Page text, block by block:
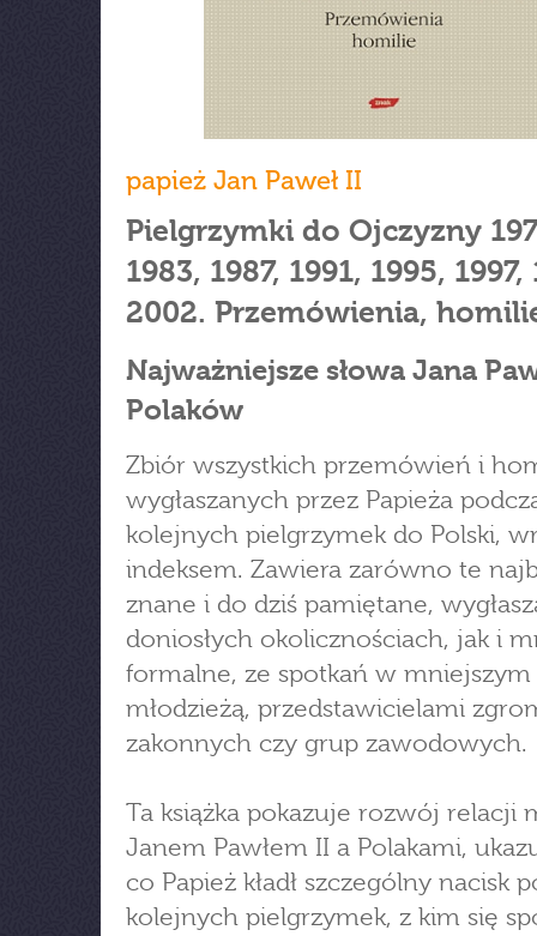
papież Jan Paweł II
Pielgrzymki do Ojczyzny
1983, 1987, 1991, 1995, 1997,
2002. Przemówienia,
Najważniejsze słowa Jana
Polaków
Zbiór wszystkich przemówień i
wygłaszanych przez Papieża
kolejnych pielgrzymek do Polski,
indeksem. Zawiera zarówno te
znane i do dziś pamiętane,
doniosłych okolicznościach, jak i
formalne, ze spotkań w
młodzieżą, przedstawicielami
zakonnych czy grup zawodowych.
Ta książka pokazuje rozwój relacji
Janem Pawłem II a Polakami,
co Papież kładł szczególny nacisk
kolejnych pielgrzymek, z kim się